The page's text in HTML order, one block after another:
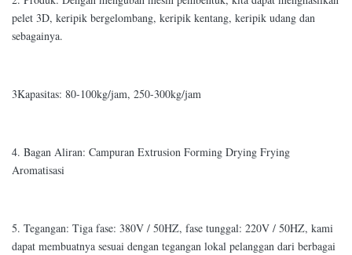
pelet 3D, keripik bergelombang, keripik kentang, keripik udang dan
sebagainya.
3Kapasitas: 80-100kg/jam, 250-300kg/jam
4. Bagan Aliran: Campuran Extrusion Forming Drying Frying
Aromatisasi
5. Tegangan: Tiga fase: 380V / 50HZ, fase tunggal: 220V / 50HZ, kami
dapat membuatnya sesuai dengan tegangan lokal pelanggan dari berbagai